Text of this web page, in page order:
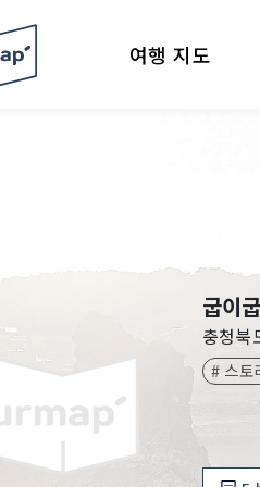
여행 지도
굽이
충청북
# 스토